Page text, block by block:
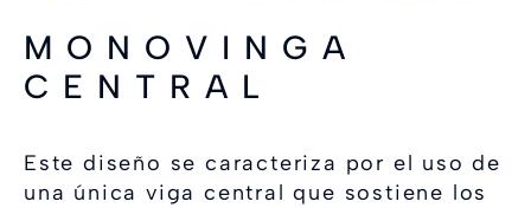
MONOVINGA
CENTRAL
Este diseño se caracteriza por el uso de
una única viga central que sostiene los